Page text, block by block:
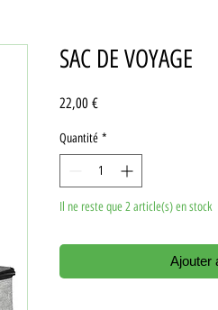
SAC DE VOYAGE
22,00 €Prix
Quantité *
Il ne reste que 2 article(s) en stock
Ajouter